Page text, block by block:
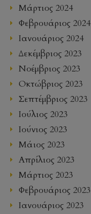
Μάρτιος 2024
Φεβρουάριος 2024
Ιανουάριος 2024
Δεκέμβριος 2023
Νοέμβριος 2023
Οκτώβριος 2023
Σεπτέμβριος 2023
Ιούλιος 2023
Ιούνιος 2023
Μάιος 2023
Απρίλιος 2023
Μάρτιος 2023
Φεβρουάριος 2023
Ιανουάριος 2023